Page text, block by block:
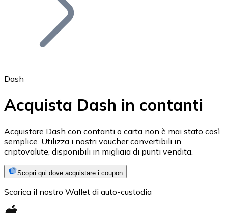
Ethereum
ETH
Dash
Acquista Dash in contanti
Acquistare Dash con contanti o carta non è mai stato così
semplice. Utilizza i nostri voucher convertibili in
criptovalute, disponibili in migliaia di punti vendita.
Scopri qui dove acquistare i coupon
Scarica il nostro Wallet di auto-custodia